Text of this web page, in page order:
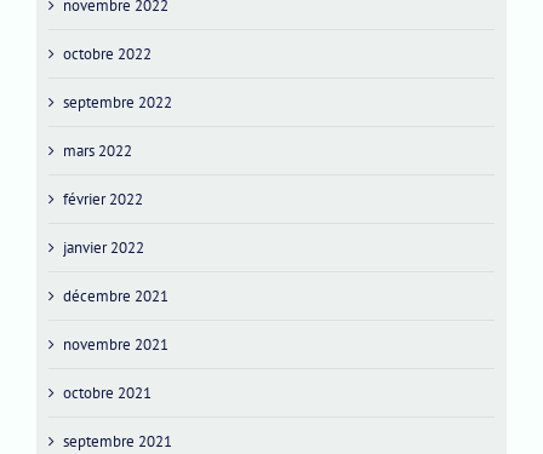
novembre 2022
octobre 2022
septembre 2022
mars 2022
février 2022
janvier 2022
décembre 2021
novembre 2021
octobre 2021
septembre 2021